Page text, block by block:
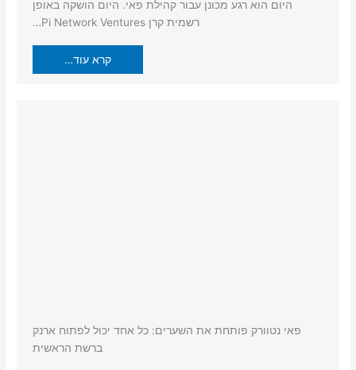
היום הוא רגע מכונן עבור קהילת פאי. היום הושקה באופן
רשמית קרן Pi Network Ventures…
קרא עוד…
פאי נטוורק פותחת את השערים: כל אחד יכול לפתוח ארנק
ברשת הראשית